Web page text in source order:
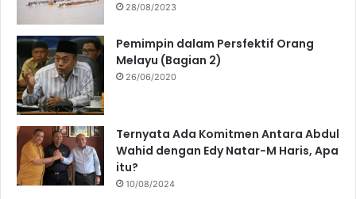
28/08/2023
Pemimpin dalam Persfektif Orang
Melayu (Bagian 2)
26/06/2020
Ternyata Ada Komitmen Antara Abdul
Wahid dengan Edy Natar-M Haris, Apa
itu?
10/08/2024